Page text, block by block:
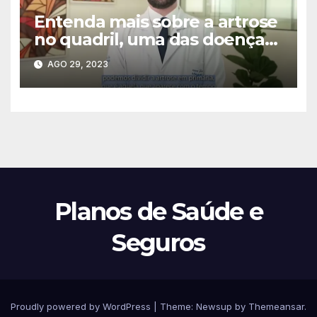
Entenda mais sobre a artrose
no quadril, uma das doenças
mais comuns na ortopedia, e
seu tratamento
AGO 29, 2023
Planos de Saúde e
Seguros
Proudly powered by WordPress Theme: Newsup by Themeansar.